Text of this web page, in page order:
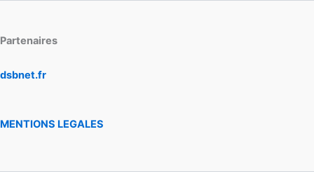
Partenaires
dsbnet.fr
MENTIONS LEGALES